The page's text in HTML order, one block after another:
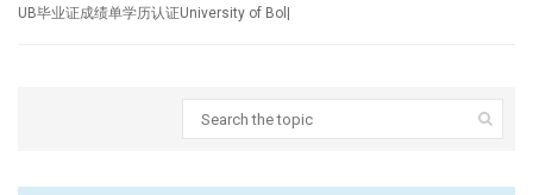
UB毕业证成绩单学历认证University of Bol|